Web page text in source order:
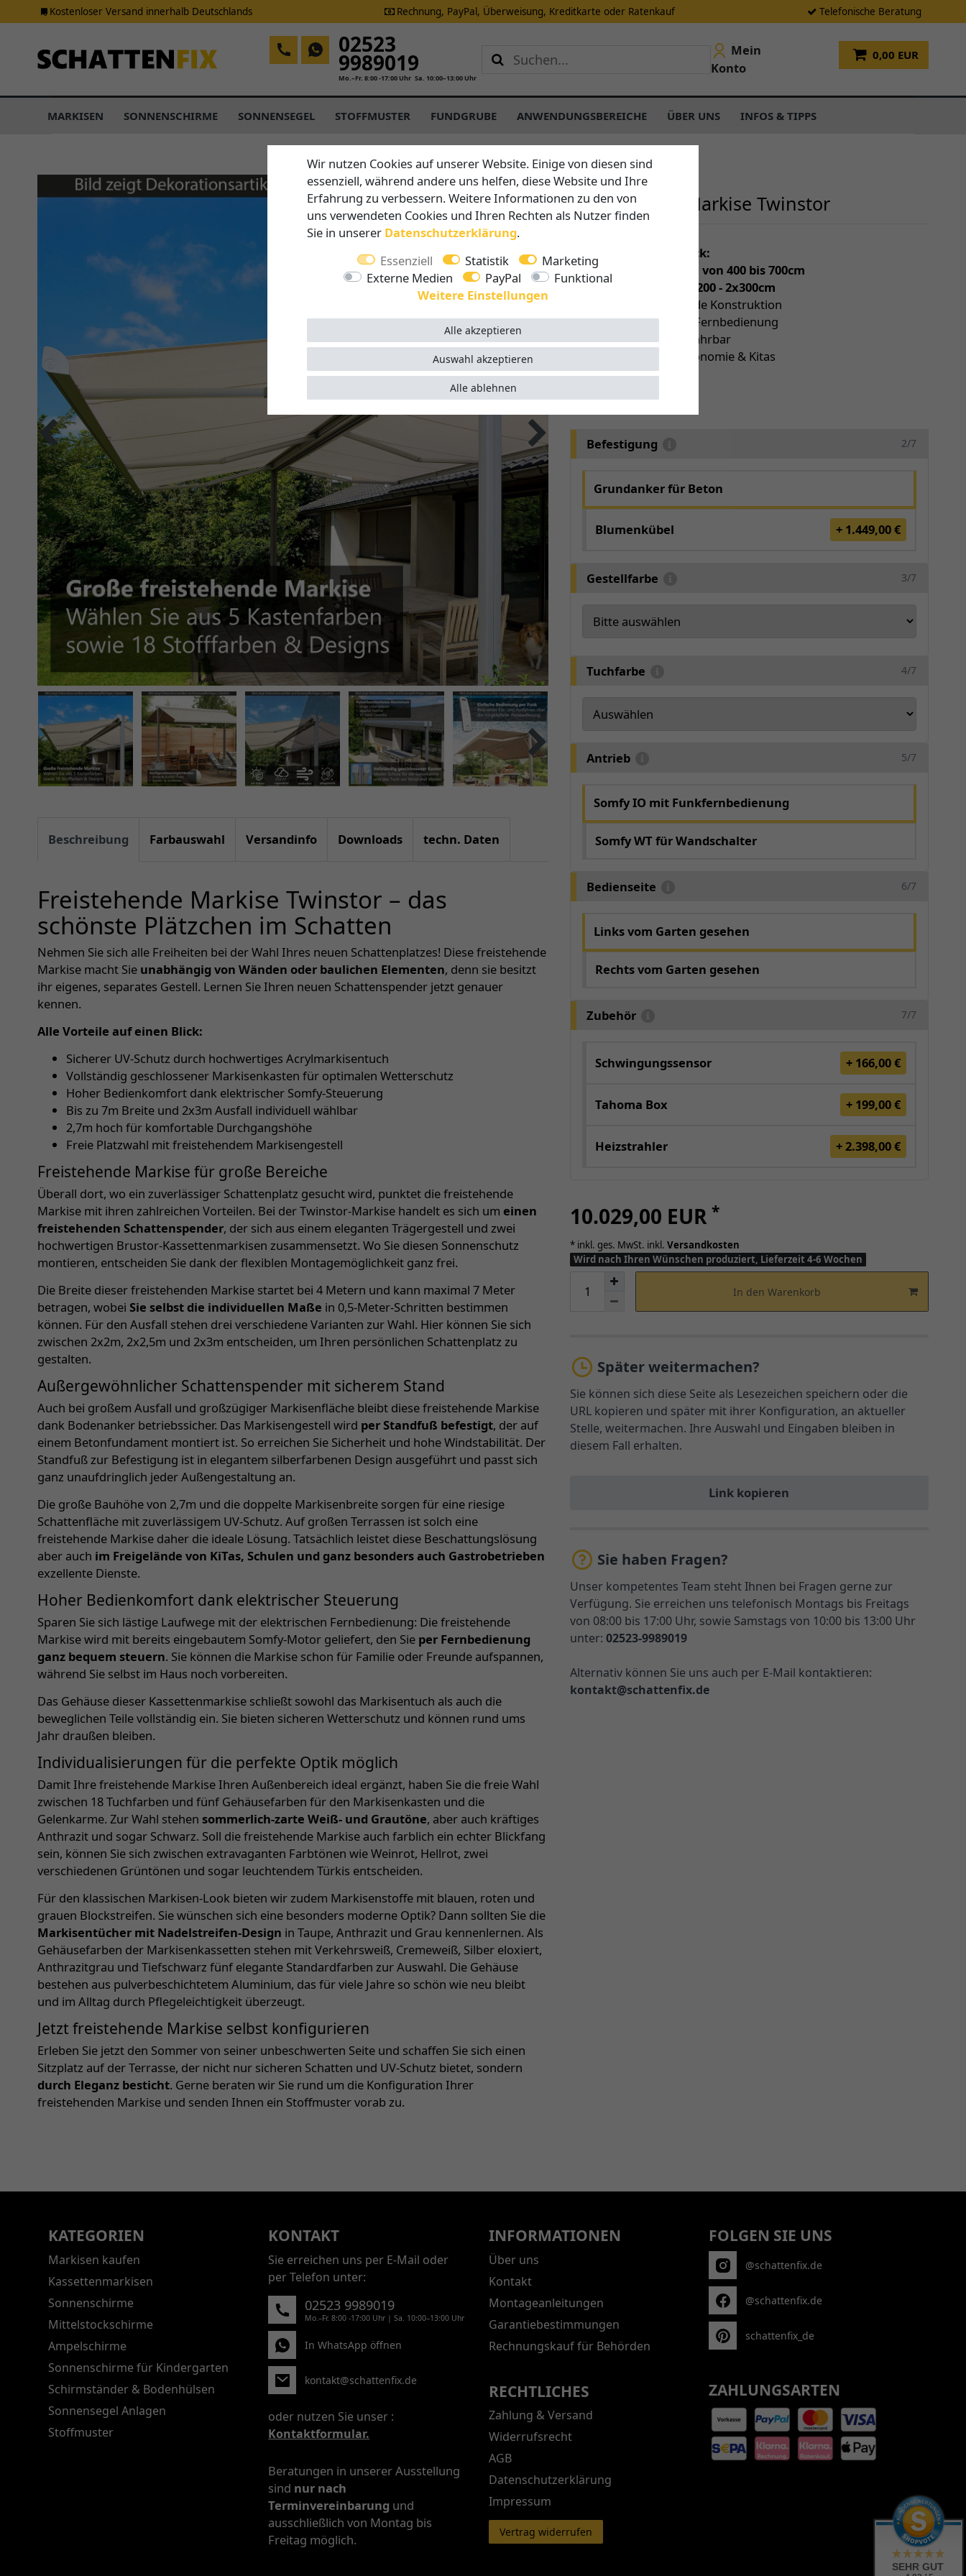
Kostenloser Versand innerhalb Deutschlands Rechnung, PayPal, Überweisung, Kreditkarte oder Ratenkauf Telefonische Beratung
0,00 EUR
02523
9989019
Mo.–Fr. 8:00 -17:00 Uhr Sa. 10:00–13:00 Uhr
Mein
Konto
MARKISEN SONNENSCHIRME SONNENSEGEL STOFFMUSTER FUNDGRUBE ANWENDUNGSBEREICHE ÜBER UNS INFOS & TIPPS
Beschreibung Farbauswahl Versandinfo Downloads techn. Daten
Freistehende Markise Twinstor – das
schönste Plätzchen im Schatten
Nehmen Sie sich alle Freiheiten bei der Wahl Ihres neuen Schattenplatzes! Diese freistehende
Markise macht Sie unabhängig von Wänden oder baulichen Elementen, denn sie besitzt
ihr eigenes, separates Gestell. Lernen Sie Ihren neuen Schattenspender jetzt genauer
kennen.
Alle Vorteile auf einen Blick:
Sicherer UV-Schutz durch hochwertiges Acrylmarkisentuch
Vollständig geschlossener Markisenkasten für optimalen Wetterschutz
Hoher Bedienkomfort dank elektrischer Somfy-Steuerung
Bis zu 7m Breite und 2x3m Ausfall individuell wählbar
2,7m hoch für komfortable Durchgangshöhe
Freie Platzwahl mit freistehendem Markisengestell
Freistehende Markise für große Bereiche
Überall dort, wo ein zuverlässiger Schattenplatz gesucht wird, punktet die freistehende
Markise mit ihren zahlreichen Vorteilen. Bei der Twinstor-Markise handelt es sich um einen
freistehenden Schattenspender, der sich aus einem eleganten Trägergestell und zwei
hochwertigen Brustor-Kassettenmarkisen zusammensetzt. Wo Sie diesen Sonnenschutz
montieren, entscheiden Sie dank der flexiblen Montagemöglichkeit ganz frei.
Die Breite dieser freistehenden Markise startet bei 4 Metern und kann maximal 7 Meter
betragen, wobei Sie selbst die individuellen Maße in 0,5-Meter-Schritten bestimmen
können. Für den Ausfall stehen drei verschiedene Varianten zur Wahl. Hier können Sie sich
zwischen 2x2m, 2x2,5m und 2x3m entscheiden, um Ihren persönlichen Schattenplatz zu
gestalten.
Außergewöhnlicher Schattenspender mit sicherem Stand
Auch bei großem Ausfall und großzügiger Markisenfläche bleibt diese freistehende Markise
dank Bodenanker betriebssicher. Das Markisengestell wird per Standfuß befestigt, der auf
einem Betonfundament montiert ist. So erreichen Sie Sicherheit und hohe Windstabilität. Der
Standfuß zur Befestigung ist in elegantem silberfarbenen Design ausgeführt und passt sich
ganz unaufdringlich jeder Außengestaltung an.
Die große Bauhöhe von 2,7m und die doppelte Markisenbreite sorgen für eine riesige
Schattenfläche mit zuverlässigem UV-Schutz. Auf großen Terrassen ist solch eine
freistehende Markise daher die ideale Lösung. Tatsächlich leistet diese Beschattungslösung
aber auch im Freigelände von KiTas, Schulen und ganz besonders auch Gastrobetrieben
exzellente Dienste.
Hoher Bedienkomfort dank elektrischer Steuerung
Sparen Sie sich lästige Laufwege mit der elektrischen Fernbedienung: Die freistehende
Markise wird mit bereits eingebautem Somfy-Motor geliefert, den Sie per Fernbedienung
ganz bequem steuern. Sie können die Markise schon für Familie oder Freunde aufspannen,
während Sie selbst im Haus noch vorbereiten.
Das Gehäuse dieser Kassettenmarkise schließt sowohl das Markisentuch als auch die
beweglichen Teile vollständig ein. Sie bieten sicheren Wetterschutz und können rund ums
Jahr draußen bleiben.
Individualisierungen für die perfekte Optik möglich
Damit Ihre freistehende Markise Ihren Außenbereich ideal ergänzt, haben Sie die freie Wahl
zwischen 18 Tuchfarben und fünf Gehäusefarben für den Markisenkasten und die
Gelenkarme. Zur Wahl stehen sommerlich-zarte Weiß- und Grautöne, aber auch kräftiges
Anthrazit und sogar Schwarz. Soll die freistehende Markise auch farblich ein echter Blickfang
sein, können Sie sich zwischen extravaganten Farbtönen wie Weinrot, Hellrot, zwei
verschiedenen Grüntönen und sogar leuchtendem Türkis entscheiden.
Für den klassischen Markisen-Look bieten wir zudem Markisenstoffe mit blauen, roten und
grauen Blockstreifen. Sie wünschen sich eine besonders moderne Optik? Dann sollten Sie die
Markisentücher mit Nadelstreifen-Design in Taupe, Anthrazit und Grau kennenlernen. Als
Gehäusefarben der Markisenkassetten stehen mit Verkehrsweiß, Cremeweiß, Silber eloxiert,
Anthrazitgrau und Tiefschwarz fünf elegante Standardfarben zur Auswahl. Die Gehäuse
bestehen aus pulverbeschichtetem Aluminium, das für viele Jahre so schön wie neu bleibt
und im Alltag durch Pflegeleichtigkeit überzeugt.
Jetzt freistehende Markise selbst konfigurieren
Erleben Sie jetzt den Sommer von seiner unbeschwerten Seite und schaffen Sie sich einen
Sitzplatz auf der Terrasse, der nicht nur sicheren Schatten und UV-Schutz bietet, sondern
durch Eleganz besticht. Gerne beraten wir Sie rund um die Konfiguration Ihrer
freistehenden Markise und senden Ihnen ein Stoffmuster vorab zu.
Brustor
Freistehende Markise Twinstor
Vorteile auf einen Blick:
Breite individuell von 400 bis 700cm
Ausfall (Tiefe) 2x200 - 2x300cm
stabile freistehende Konstruktion
Somfy Motor mit Fernbedienung
automatisch ausfahrbar
optimal für Gastronomie & Kitas
Befestigung 2/7
Grundanker für Beton
Blumenkübel + 1.449,00 €
Gestellfarbe 3/7
Tuchfarbe 4/7
Antrieb 5/7
Somfy IO mit Funkfernbedienung
Somfy WT für Wandschalter
Bedienseite 6/7
Links vom Garten gesehen
Rechts vom Garten gesehen
Zubehör 7/7
Schwingungssensor + 166,00 €
Tahoma Box + 199,00 €
Heizstrahler + 2.398,00 €
10.029,00 EUR *
* inkl. ges. MwSt. inkl. Versandkosten
Wird nach Ihren Wünschen produziert, Lieferzeit 4-6 Wochen
In den Warenkorb
Später weitermachen?
Sie können sich diese Seite als Lesezeichen speichern oder die
URL kopieren und später mit ihrer Konfiguration, an aktueller
Stelle, weitermachen. Ihre Auswahl und Eingaben bleiben in
diesem Fall erhalten.
Link kopieren
Sie haben Fragen?
Unser kompetentes Team steht Ihnen bei Fragen gerne zur
Verfügung. Sie erreichen uns telefonisch Montags bis Freitags
von 08:00 bis 17:00 Uhr, sowie Samstags von 10:00 bis 13:00 Uhr
unter: 02523-9989019
Alternativ können Sie uns auch per E-Mail kontaktieren:
kontakt@schattenfix.de
KATEGORIEN
Markisen kaufen
Kassettenmarkisen
Sonnenschirme
Mittelstockschirme
Ampelschirme
Sonnenschirme für Kindergarten
Schirmständer & Bodenhülsen
Sonnensegel Anlagen
Stoffmuster
KONTAKT
Sie erreichen uns per E-Mail oder
per Telefon unter:
02523 9989019
Mo.–Fr. 8:00 -17:00 Uhr | Sa. 10:00–13:00 Uhr
In WhatsApp öffnen
kontakt@schattenfix.de
oder nutzen Sie unser :
Kontaktformular.
Beratungen in unserer Ausstellung
sind nur nach
Terminvereinbarung und
ausschließlich von Montag bis
Freitag möglich.
INFORMATIONEN
Über uns
Kontakt
Montageanleitungen
Garantiebestimmungen
Rechnungskauf für Behörden
RECHTLICHES
Zahlung & Versand
Widerrufsrecht
AGB
Datenschutzerklärung
Impressum
Vertrag widerrufen
FOLGEN SIE UNS
@schattenfix.de
@schattenfix.de
schattenfix_de
ZAHLUNGSARTEN
Wir nutzen Cookies auf unserer Website. Einige von diesen sind
essenziell, während andere uns helfen, diese Website und Ihre
Erfahrung zu verbessern. Weitere Informationen zu den von
uns verwendeten Cookies und Ihren Rechten als Nutzer finden
Sie in unserer Daten­schutz­erklärung.
Essenziell
Statistik
Marketing
Externe Medien
PayPal
Funktional
Weitere Einstellungen
Alle akzeptieren
Alle ablehnen
Auswahl akzeptieren
SEHR GUT